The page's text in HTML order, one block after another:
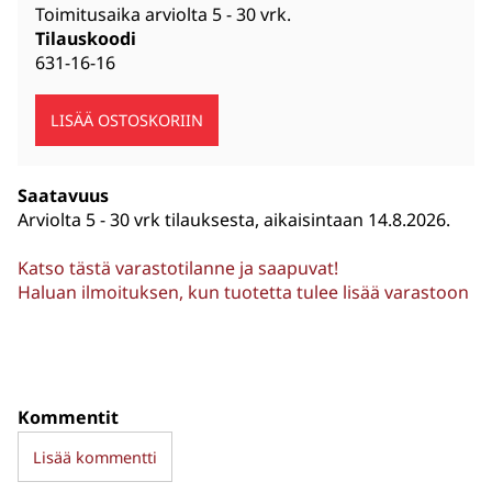
Toimitusaika arviolta 5 - 30 vrk.
Tilauskoodi
631-16-16
Saatavuus
Arviolta 5 - 30 vrk tilauksesta, aikaisintaan 14.8.2026.
Katso tästä varastotilanne ja saapuvat!
Haluan ilmoituksen, kun tuotetta tulee lisää varastoon
Kommentit
Lisää kommentti